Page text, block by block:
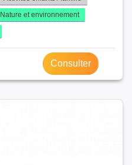
Nature et environnement
Consulter